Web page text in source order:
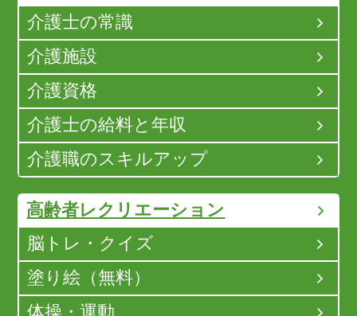
介護士の常識
介護施設
介護資格
介護士の給料と年収
介護職のスキルアップ
高齢者レクリエーション
脳トレ・クイズ
塗り絵（無料）